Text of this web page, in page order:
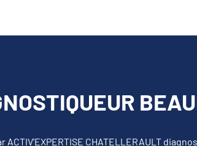
CHATELLERAULT